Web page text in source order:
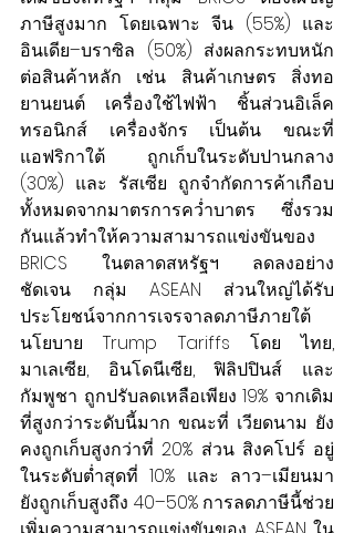
ภาษีสูงมาก โดยเฉพาะ จีน (55%) และ
อินเดีย–บราซิล (50%) ส่งผลกระทบหนัก
ต่อสินค้าหลัก เช่น สินค้าเกษตร สิ่งทอ
ยานยนต์ เครื่องใช้ไฟฟ้า ชิ้นส่วนอิเล็ค
ทรอนิกส์ เครื่องจักร เป็นต้น ขณะที่
แอฟริกาใต้ ถูกเก็บในระดับปานกลาง
(30%) และ รัสเซีย ถูกจำกัดการค้าเกือบ
ทั้งหมดจากมาตรการคว่ำบาตร ซึ่งรวม
กันแล้วทำให้ความสามารถแข่งขันของ
BRICS ในตลาดสหรัฐฯ ลดลงอย่าง
ชัดเจน กลุ่ม ASEAN ส่วนใหญ่ได้รับ
ประโยชน์จากการเจรจาลดภาษีภายใต้
นโยบาย Trump Tariffs โดย ไทย,
มาเลเซีย, อินโดนีเซีย, ฟิลิปปินส์ และ
กัมพูชา ถูกปรับลดเหลือเพียง 19% จากเดิม
ที่สูงกว่าระดับนี้มาก ขณะที่ เวียดนาม ยัง
คงถูกเก็บสูงกว่าที่ 20% ส่วน สิงคโปร์ อยู่
ในระดับต่ำสุดที่ 10% และ ลาว–เมียนมา
ยังถูกเก็บสูงถึง 40–50% การลดภาษีนี้ช่วย